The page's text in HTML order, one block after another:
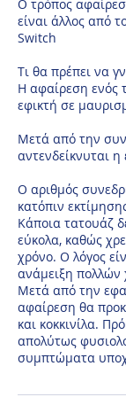
Ο τρόπος
είναι άλλος από
Switch
Tι θα πρέπει να
H αφαίρεση ενός
εφικτή σε
Μετά από την
αντενδείκνυται
Ο αριθμός
κατόπιν
Κάποια τατουάζ
εύκολα, καθώς
χρόνο. Ο λόγος
ανάμειξη πολλών
Μετά από την
αφαίρεση θα
και κοκκινίλα.
απολύτως
συμπτώματα